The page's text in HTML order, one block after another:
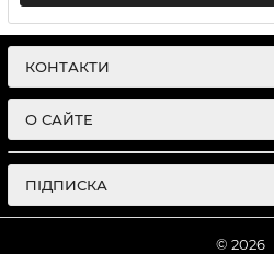
КОНТАКТИ
О САЙТЕ
ПІДПИСКА
© 2026